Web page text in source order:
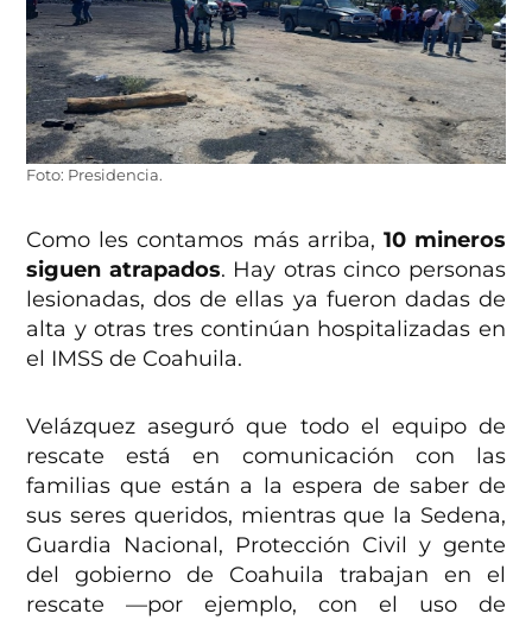
Foto: Presidencia.
Como les contamos más arriba, 10 mineros
siguen atrapados. Hay otras cinco personas
lesionadas, dos de ellas ya fueron dadas de
alta y otras tres continúan hospitalizadas en
el IMSS de Coahuila.
Velázquez aseguró que todo el equipo de
rescate está en comunicación con las
familias que están a la espera de saber de
sus seres queridos, mientras que la Sedena,
Guardia Nacional, Protección Civil y gente
del gobierno de Coahuila trabajan en el
rescate —por ejemplo, con el uso de